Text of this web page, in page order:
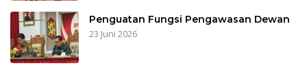
Penguatan Fungsi Pengawasan Dewan
23 Juni 2026